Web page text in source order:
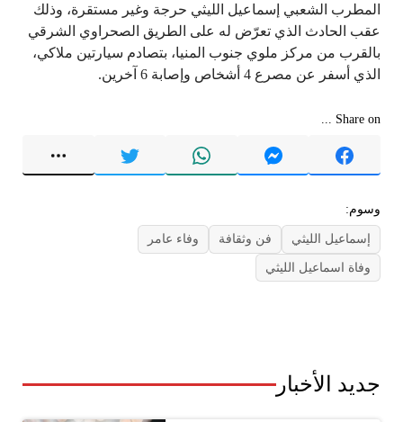
المطرب الشعبي إسماعيل الليثي حرجة وغير مستقرة، وذلك
عقب الحادث الذي تعرّض له على الطريق الصحراوي الشرقي
بالقرب من مركز ملوي جنوب المنيا، بتصادم سيارتين ملاكي،
الذي أسفر عن مصرع 4 أشخاص وإصابة 6 آخرين.
Share on ...
وسوم:
إسماعيل الليثي فن وثقافة
وفاء عامر
وفاة اسماعيل الليثي
جديد الأخبار